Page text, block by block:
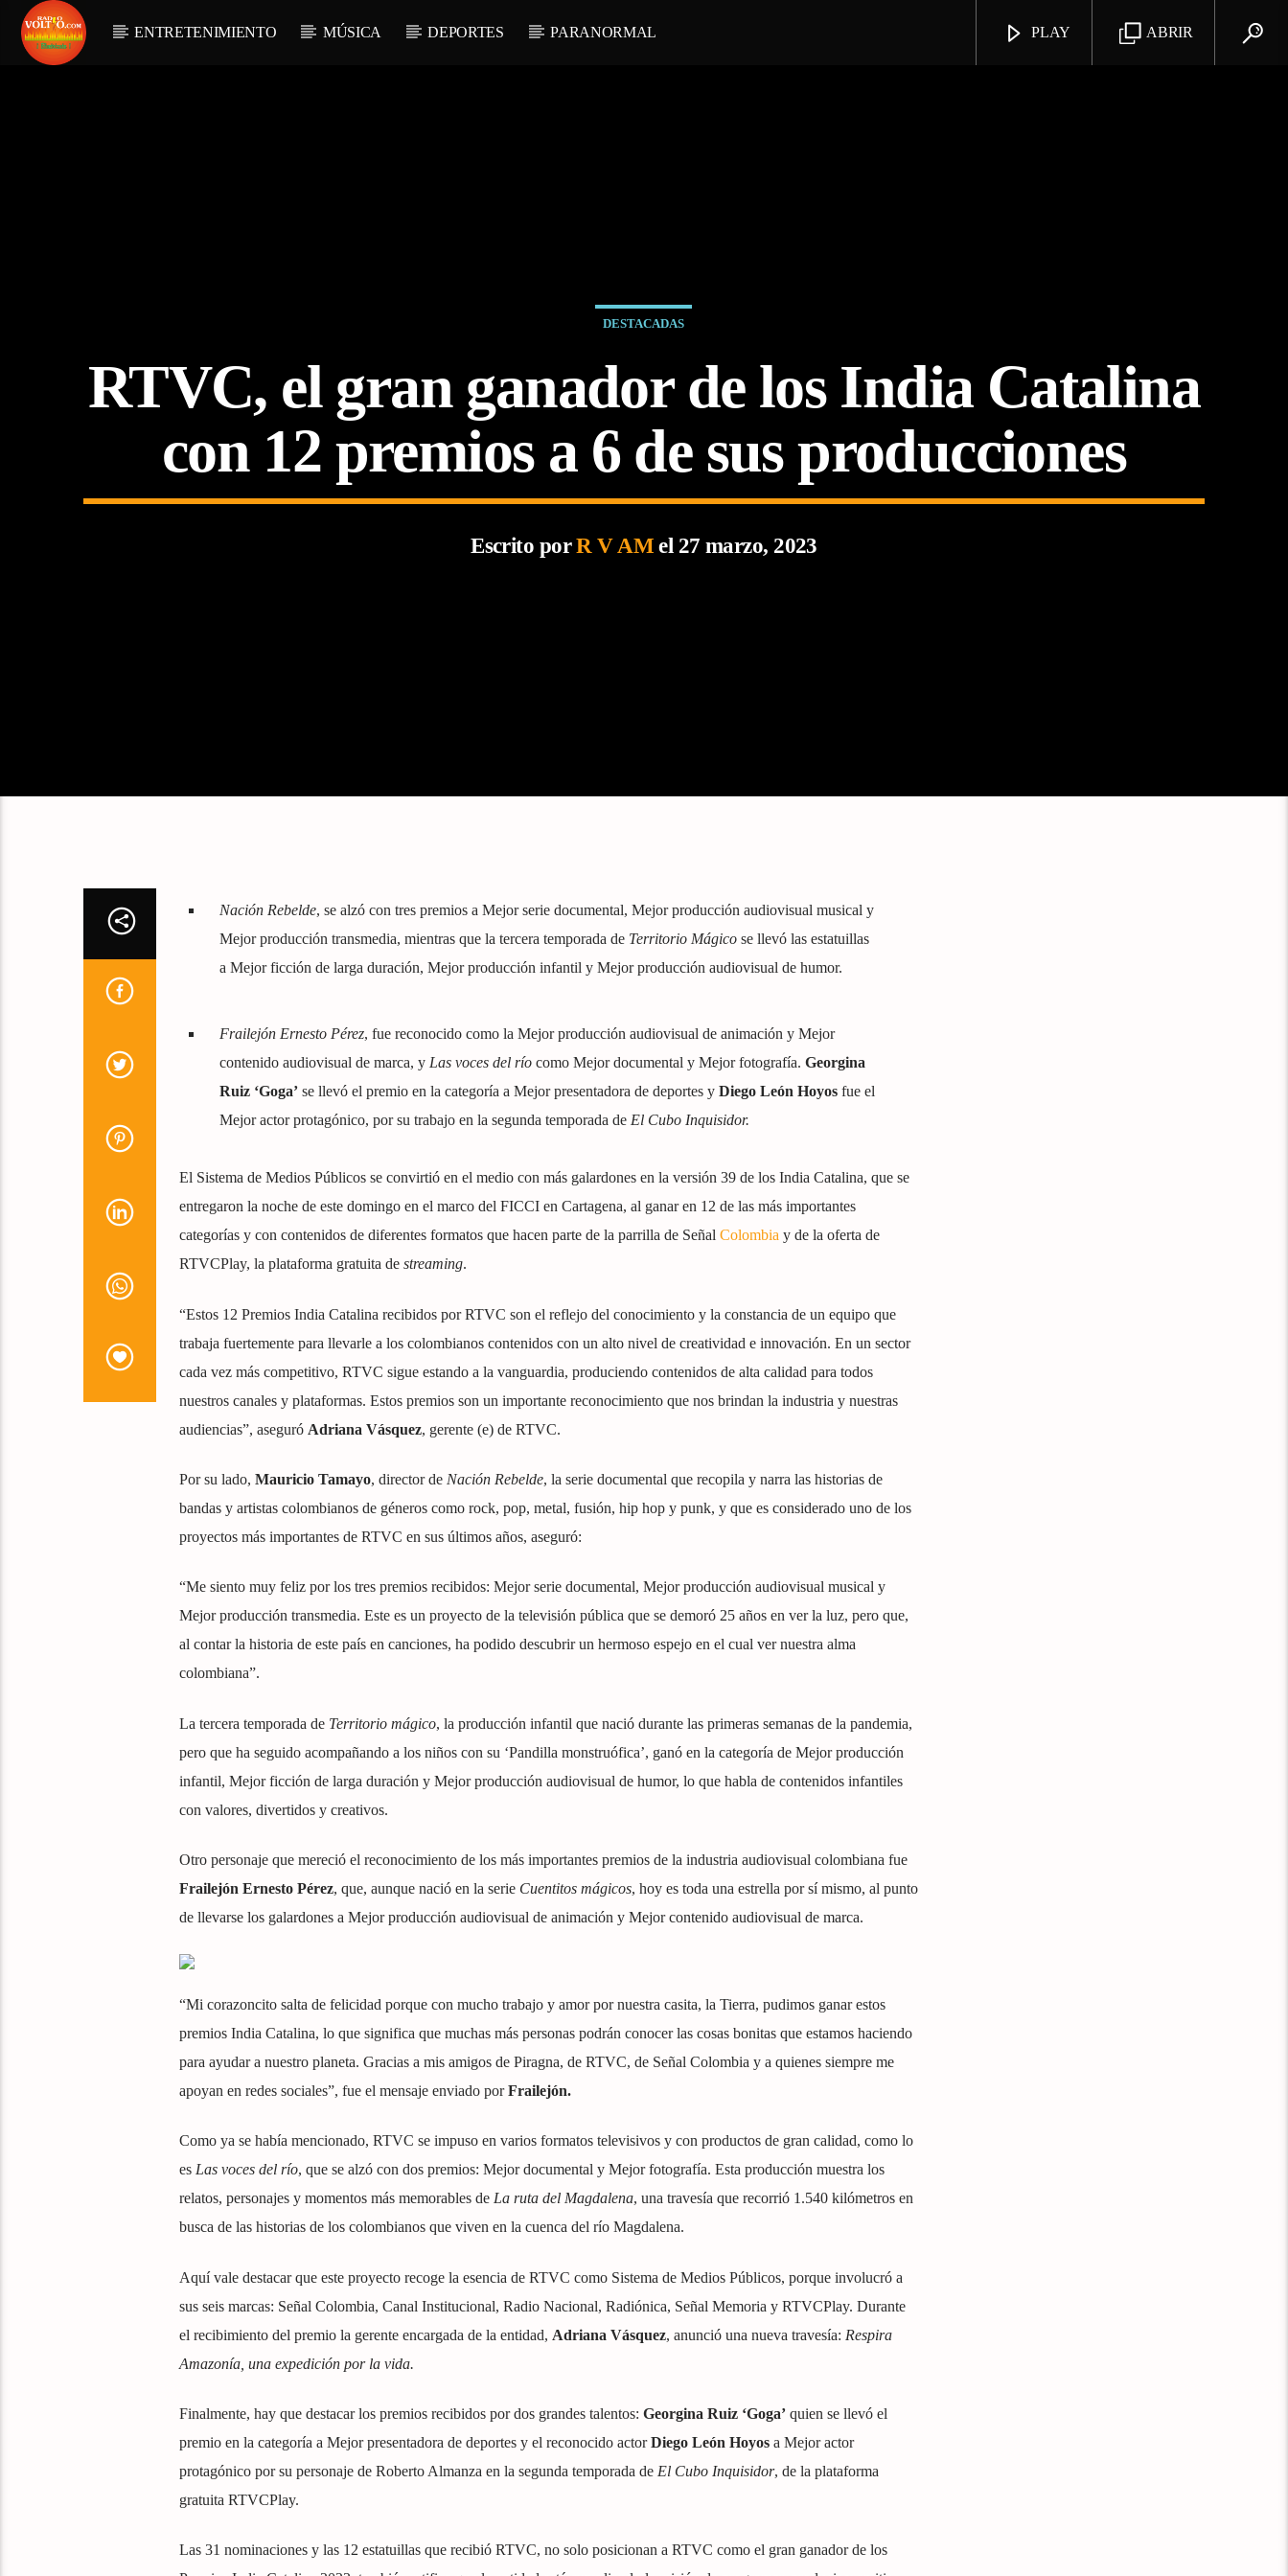
ENTRETENIMIENTO MÚSICA DEPORTES PARANORMAL ABRIR
PLAY
DESTACADAS
RTVC, el gran ganador de los India Catalina
con 12 premios a 6 de sus producciones
Escrito porR V AM el 27 marzo, 2023
Nación Rebelde, se alzó con tres premios a Mejor serie documental, Mejor producción audiovisual musical y
Mejor producción transmedia, mientras que la tercera temporada de Territorio Mágicose llevó las estatuillas
a Mejor ficción de larga duración, Mejor producción infantil y Mejor producción audiovisual de humor.
Frailejón Ernesto Pérez, fue reconocido como la Mejor producción audiovisual de animación y Mejor
contenido audiovisual de marca, y Las voces del ríocomo Mejor documental y Mejor fotografía. Georgina
Ruiz ‘Goga’se llevó el premio en la categoría a Mejor presentadora de deportes y Diego León Hoyosfue el
Mejor actor protagónico, por su trabajo en la segunda temporada de El Cubo Inquisidor.
El Sistema de Medios Públicos se convirtió en el medio con más galardones en la versión 39 de los India Catalina, que se
entregaron la noche de este domingo en el marco del FICCI en Cartagena, al ganar en 12 de las más importantes
categorías y con contenidos de diferentes formatos que hacen parte de la parrilla de Señal Colombia y de la oferta de
RTVCPlay, la plataforma gratuita de streaming.
“Estos 12 Premios India Catalina recibidos por RTVC son el reflejo del conocimiento y la constancia de un equipo que
trabaja fuertemente para llevarle a los colombianos contenidos con un alto nivel de creatividad e innovación. En un sector
cada vez más competitivo, RTVC sigue estando a la vanguardia, produciendo contenidos de alta calidad para todos
nuestros canales y plataformas. Estos premios son un importante reconocimiento que nos brindan la industria y nuestras
audiencias”, aseguró Adriana Vásquez, gerente (e) de RTVC.
Por su lado, Mauricio Tamayo, director de Nación Rebelde, la serie documental que recopila y narra las historias de
bandas y artistas colombianos de géneros como rock, pop, metal, fusión, hip hop y punk, y que es considerado uno de los
proyectos más importantes de RTVC en sus últimos años, aseguró:
“Me siento muy feliz por los tres premios recibidos: Mejor serie documental, Mejor producción audiovisual musical y
Mejor producción transmedia. Este es un proyecto de la televisión pública que se demoró 25 años en ver la luz, pero que,
al contar la historia de este país en canciones, ha podido descubrir un hermoso espejo en el cual ver nuestra alma
colombiana”.
La tercera temporada de Territorio mágico, la producción infantil que nació durante las primeras semanas de la pandemia,
pero que ha seguido acompañando a los niños con su ‘Pandilla monstruófica’, ganó en la categoría de Mejor producción
infantil, Mejor ficción de larga duración y Mejor producción audiovisual de humor, lo que habla de contenidos infantiles
con valores, divertidos y creativos.
Otro personaje que mereció el reconocimiento de los más importantes premios de la industria audiovisual colombiana fue
Frailejón Ernesto Pérez, que, aunque nació en la serie Cuentitos mágicos, hoy es toda una estrella por sí mismo, al punto
de llevarse los galardones a Mejor producción audiovisual de animación y Mejor contenido audiovisual de marca.
“Mi corazoncito salta de felicidad porque con mucho trabajo y amor por nuestra casita, la Tierra, pudimos ganar estos
premios India Catalina, lo que significa que muchas más personas podrán conocer las cosas bonitas que estamos haciendo
para ayudar a nuestro planeta. Gracias a mis amigos de Piragna, de RTVC, de Señal Colombia y a quienes siempre me
apoyan en redes sociales”, fue el mensaje enviado porFrailejón.
Como ya se había mencionado, RTVC se impuso en varios formatos televisivos y con productos de gran calidad, como lo
es Las voces del río, que se alzó con dos premios: Mejor documental y Mejor fotografía. Esta producción muestra los
relatos, personajes y momentos más memorables de La ruta del Magdalena, una travesía que recorrió 1.540 kilómetros en
busca de las historias de los colombianos que viven en la cuenca del río Magdalena.
Aquí vale destacar que este proyecto recoge la esencia de RTVC como Sistema de Medios Públicos, porque involucró a
sus seis marcas: Señal Colombia, Canal Institucional, Radio Nacional, Radiónica, Señal Memoria y RTVCPlay. Durante
el recibimiento del premio la gerente encargada de la entidad, Adriana Vásquez, anunció una nueva travesía: Respira
Amazonía, una expedición por la vida.
Finalmente, hay que destacar los premios recibidos por dos grandes talentos: Georgina Ruiz ‘Goga’quien se llevó el
premio en la categoría a Mejor presentadora de deportes y el reconocido actorDiego León Hoyos a Mejor actor
protagónico por su personaje de Roberto Almanza en la segunda temporada de El Cubo Inquisidor, de la plataforma
gratuita RTVCPlay.
Las 31 nominaciones y las 12 estatuillas que recibió RTVC, no solo posicionan a RTVC como el gran ganador de los